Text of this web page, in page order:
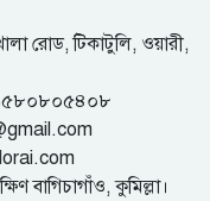
রোড, টিকাটুলি, ওয়ারী,
বাগিচাগাঁও, কুমিল্লা।